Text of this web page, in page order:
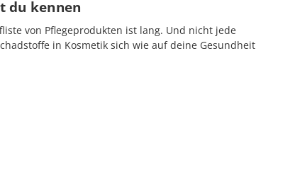
du kennen
von Pflegeprodukten ist lang. Und nicht jede
in Kosmetik sich wie auf deine Gesundheit